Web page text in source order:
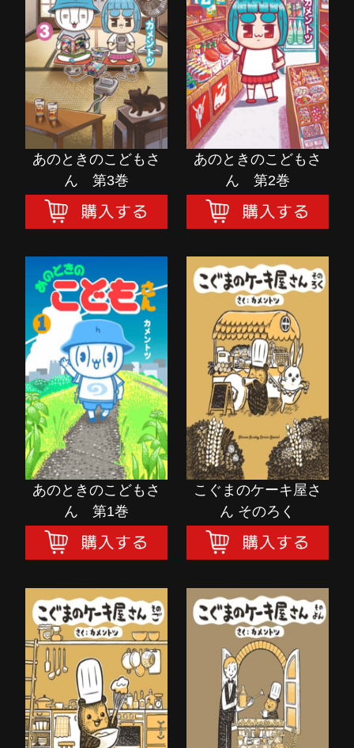
あのときのこどもさ
ん 第3巻
購入する
あのときのこどもさ
ん 第3巻
あのときのこどもさ
ん 第2巻
購入する
あのときのこどもさ
ん 第2巻
あのときのこどもさ
ん 第1巻
購入する
あのときのこどもさ
ん 第1巻
こぐまのケーキ屋さ
ん そのろく
購入する
こぐまのケーキ屋さ
ん そのろく
こぐまのケーキ屋さ
ん そのご
購入する
こぐまのケーキ屋さ
ん そのよん
購入する